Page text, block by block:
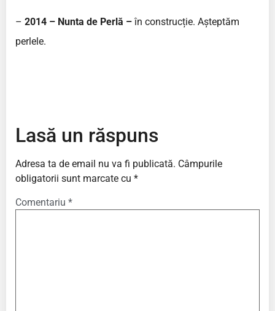
– 2014 – Nunta de Perlă –în construcție. Așteptăm
perlele.
Lasă un răspuns
Adresa ta de email nu va fi publicată. Câmpurile
obligatorii sunt marcate cu *
Comentariu *